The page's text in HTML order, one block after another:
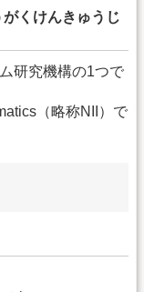
くけんきゅうじ
研究機構の1つで
（略称NII）で